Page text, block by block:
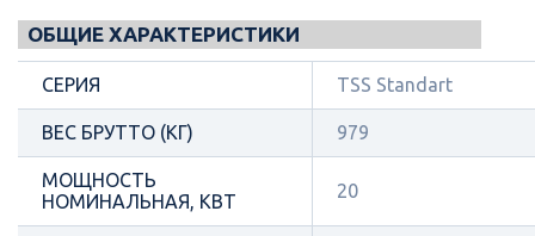
ОБЩИЕ ХАРАКТЕРИСТИКИ
СЕРИЯ TSS Standart
ВЕС БРУТТО (КГ) 979
МОЩНОСТЬ
НОМИНАЛЬНАЯ, КВТ
20